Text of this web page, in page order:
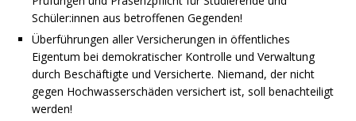
Schüler:innen aus betroffenen Gegenden!
Überführungen aller Versicherungen in öffentliches
Eigentum bei demokratischer Kontrolle und Verwaltung
durch Beschäftigte und Versicherte. Niemand, der nicht
gegen Hochwasserschäden versichert ist, soll benachteiligt
werden!